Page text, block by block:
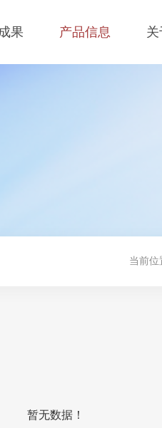
果 产品信息 关
当前位
暂无数据！